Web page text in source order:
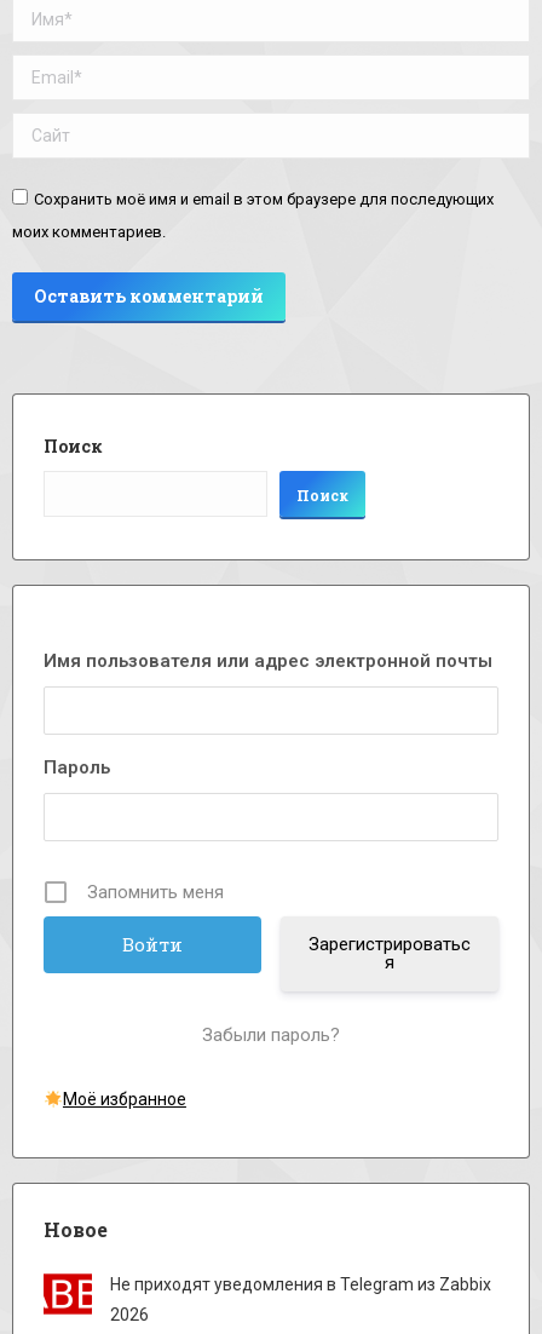
Имя *
Email *
Сайт
Сохранить моё имя и email в этом браузере для последующих
моих комментариев.
Оставить комментарий
Поиск
Поиск
Имя пользователя или адрес электронной почты
Пароль
Запомнить меня
Зарегистрироватьс
я
Забыли пароль?
Моё избранное
Новое
Не приходят уведомления в Telegram из Zabbix
2026